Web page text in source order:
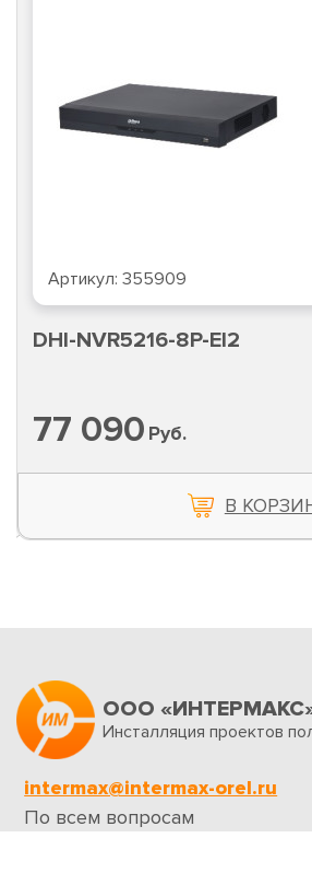
Артикул: 355909
DHI-NVR5216-8P-EI2
77 090 Руб.
В
ООО
Инсталляция проектов
intermax@intermax-orel.ru
По всем вопросам